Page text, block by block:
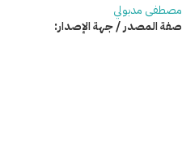
مصطفى مدبولي
صفة المصدر / جهة الإصدار: